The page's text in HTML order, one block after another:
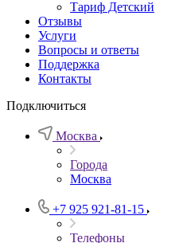
Тариф Детский
Отзывы
Услуги
Вопросы и ответы
Поддержка
Контакты
Подключиться
Москва
Города
Москва
+7 925 921-81-15
Телефоны